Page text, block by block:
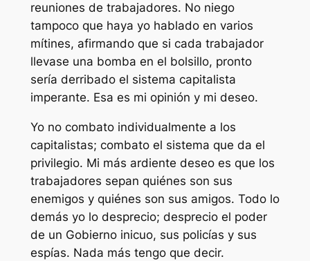
reuniones de trabajadores. No niego
tampoco que haya yo hablado en varios
mítines, afirmando que si cada trabajador
llevase una bomba en el bolsillo, pronto
sería derribado el sistema capitalista
imperante. Esa es mi opinión y mi deseo.
Yo no combato individualmente a los
capitalistas; combato el sistema que da el
privilegio. Mi más ardiente deseo es que los
trabajadores sepan quiénes son sus
enemigos y quiénes son sus amigos. Todo lo
demás yo lo desprecio; desprecio el poder
de un Gobierno inicuo, sus policías y sus
espías. Nada más tengo que decir.